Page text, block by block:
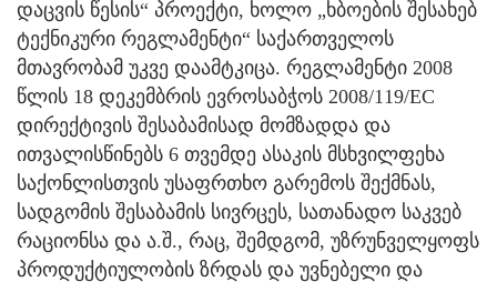
დაცვის წესის“ პროექტი, ხოლო „ხბოების შესახებ
ტექნიკური რეგლამენტი“ საქართველოს
მთავრობამ უკვე დაამტკიცა. რეგლამენტი 2008
წლის 18 დეკემბრის ევროსაბჭოს 2008/119/EC
დირექტივის შესაბამისად მომზადდა და
ითვალისწინებს 6 თვემდე ასაკის მსხვილფეხა
საქონლისთვის უსაფრთხო გარემოს შექმნას,
სადგომის შესაბამის სივრცეს, სათანადო საკვებ
რაციონსა და ა.შ., რაც, შემდგომ, უზრუნველყოფს
პროდუქტიულობის ზრდას და უვნებელი და